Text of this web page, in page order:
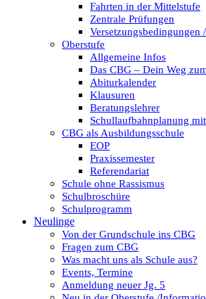
Fahrten in der Mittelstufe
Zentrale Prüfungen
Versetzungsbedingungen
Oberstufe
Allgemeine Infos
Das CBG – Dein Weg
Abiturkalender
Klausuren
Beratungslehrer
Schullaufbahnplanung
CBG als Ausbildungsschule
EOP
Praxissemester
Referendariat
Schule ohne Rassismus
Schulbroschüre
Schulprogramm
Neulinge
Von der Grundschule ins CBG
Fragen zum CBG
Was macht uns als Schule aus?
Events, Termine
Anmeldung neuer Jg. 5